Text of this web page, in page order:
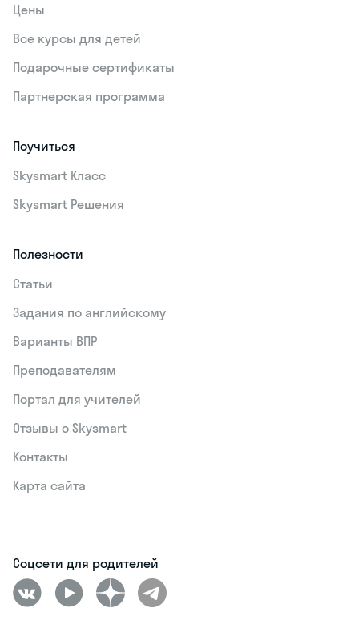
Цены
Все курсы для детей
Подарочные сертификаты
Партнерская программа
Поучиться
Skysmart Класс
Skysmart Решения
Полезности
Статьи
Задания по английскому
Варианты ВПР
Преподавателям
Портал для учителей
Отзывы о Skysmart
Контакты
Карта сайта
Соцсети для родителей